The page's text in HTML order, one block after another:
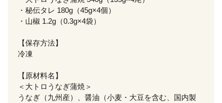
・秘伝タレ 180g（45g×4個）
・山椒 1.2g（0.3g×4袋）
【保存方法】
冷凍
【原材料名】
＜大トロうなぎ蒲焼＞
うなぎ（九州産）、醤油（小麦・大豆を含む、国内製